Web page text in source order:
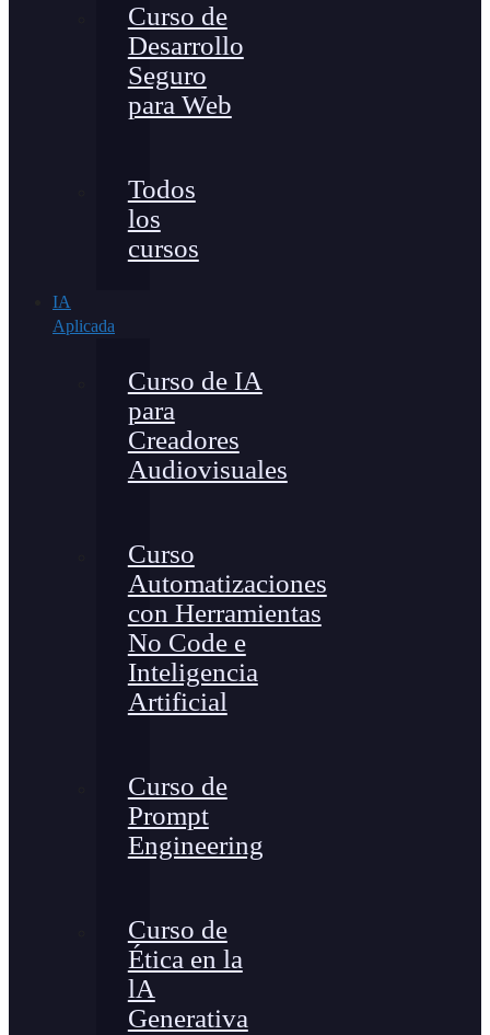
Curso de
Desarrollo
Seguro
para Web
Todos
los
cursos
IA
Aplicada
Curso de IA
para
Creadores
Audiovisuales
Curso
Automatizaciones
con Herramientas
No Code e
Inteligencia
Artificial
Curso de
Prompt
Engineering
Curso de
Ética en la
lA
Generativa